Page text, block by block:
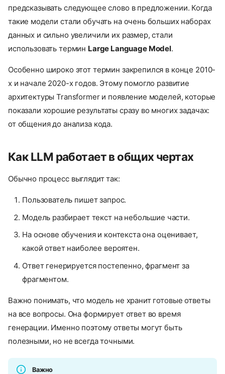
предсказывать следующее слово в предложении. Когда
такие модели стали обучать на очень больших наборах
данных и сильно увеличили их размер, стали
использовать термин Large Language Model.
Особенно широко этот термин закрепился в конце 2010-
х и начале 2020-х годов. Этому помогло развитие
архитектуры Transformer и появление моделей, которые
показали хорошие результаты сразу во многих задачах:
от общения до анализа кода.
Как LLM работает в общих чертах
Обычно процесс выглядит так:
Пользователь пишет запрос.
Модель разбирает текст на небольшие части.
На основе обучения и контекста она оценивает,
какой ответ наиболее вероятен.
Ответ генерируется постепенно, фрагмент за
фрагментом.
Важно понимать, что модель не хранит готовые ответы
на все вопросы. Она формирует ответ во время
генерации. Именно поэтому ответы могут быть
полезными, но не всегда точными.
Важно